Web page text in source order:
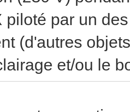
piloté par un
(d'autres
et/ou le